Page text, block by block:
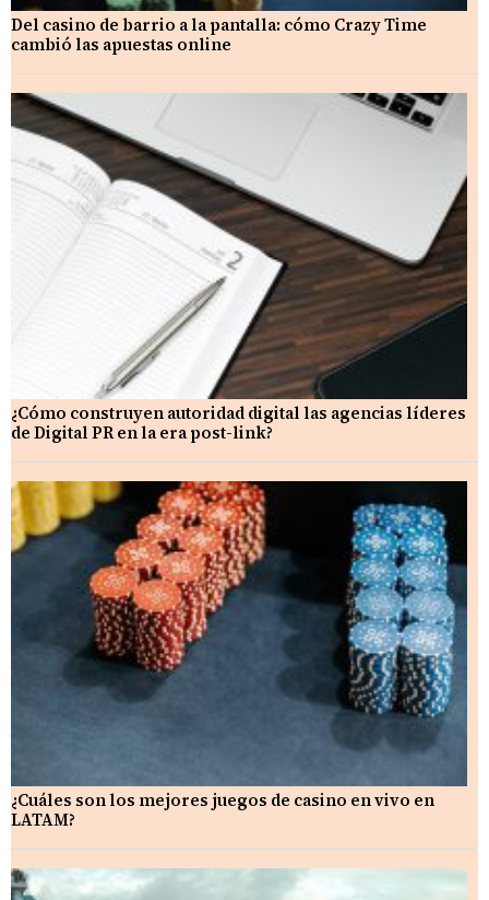
Del casino de barrio a la pantalla: cómo Crazy Time
cambió las apuestas online
¿Cómo construyen autoridad digital las agencias líderes
de Digital PR en la era post-link?
¿Cuáles son los mejores juegos de casino en vivo en
LATAM?